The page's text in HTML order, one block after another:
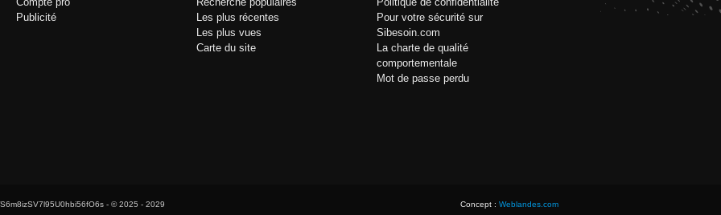
Publicité
Les plus récentes
Les plus vues
Carte du site
Pour votre sécurité sur
Sibesoin.com
La charte de qualité
comportementale
Mot de passe perdu
- © 2025 - 2029 Concept :Weblandes.com